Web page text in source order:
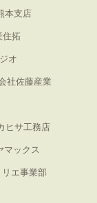
本支店
住拓
オ
社佐藤産業
ヒサ工務店
マックス
エ事業部